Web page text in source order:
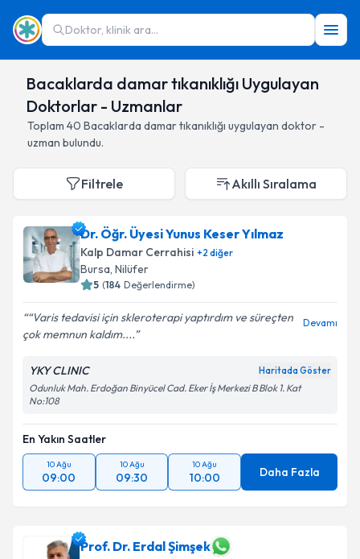
Doktor, klinik ara...
Bacaklarda damar tıkanıklığı Uygulayan
Doktorlar - Uzmanlar
Toplam 40 Bacaklarda damar tıkanıklığı uygulayan doktor -
uzman bulundu.
Filtrele Akıllı Sıralama
Dr. Öğr. Üyesi Yunus Keser Yılmaz
Kalp Damar Cerrahisi +2 diğer
Bursa, Nilüfer
5 (184 Değerlendirme)
“Varis tedavisi için skleroterapi yaptırdım ve süreçten
çok memnun kaldım....
Devamı
YKY CLINIC Haritada Göster
Odunluk Mah. Erdoğan Binyücel Cad. Eker İş Merkezi B Blok 1. Kat
No:108
En Yakın Saatler
10 Ağu
09:00
10 Ağu
09:30
10 Ağu
10:00 Daha Fazla
Prof. Dr. Erdal Şimşek